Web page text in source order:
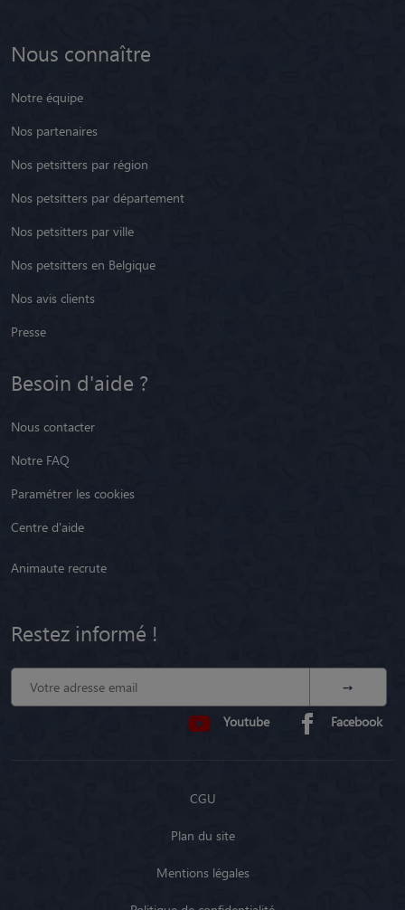
Nous connaître
Notre équipe
Nos partenaires
Nos petsitters par région
Nos petsitters par département
Nos petsitters par ville
Nos petsitters en Belgique
Nos avis clients
Presse
Besoin d'aide ?
Nous contacter
Notre FAQ
Paramétrer les cookies
Centre d'aide
Animaute recrute
Restez informé !
Youtube Facebook
CGU
Plan du site
Mentions légales